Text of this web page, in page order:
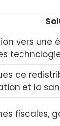
vers une
de
et la
fiscales,